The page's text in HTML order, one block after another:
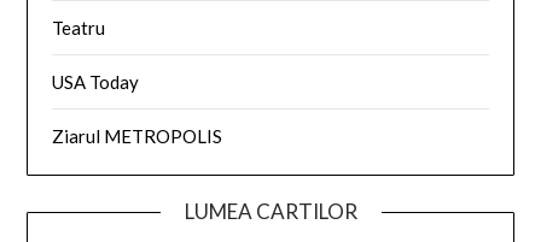
Teatru
USA Today
Ziarul METROPOLIS
LUMEA CARTILOR